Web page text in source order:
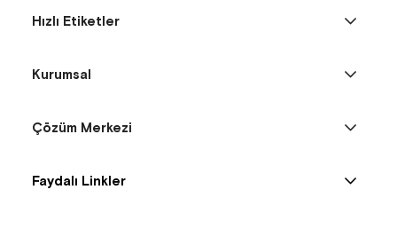
Hızlı Etiketler
Kurumsal
Çözüm Merkezi
Faydalı Linkler